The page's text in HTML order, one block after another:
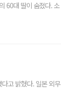
60대 딸이 숨졌다. 소
고 밝혔다. 일본 외무